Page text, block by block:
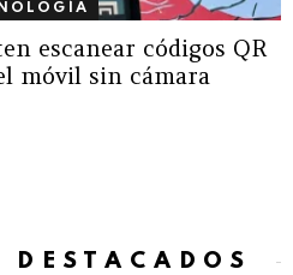
escanear códigos QR
móvil sin cámara